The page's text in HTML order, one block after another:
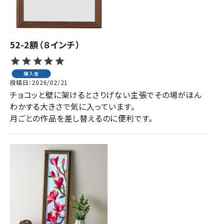
52-2額（８インチ）
購入者
投稿日 2026/02/21
チョコッと壁に架けるとさりげない主張でその場がほん
わかする大きさで気に入っています。
月ごとの作品を差し替えるのに便利です。